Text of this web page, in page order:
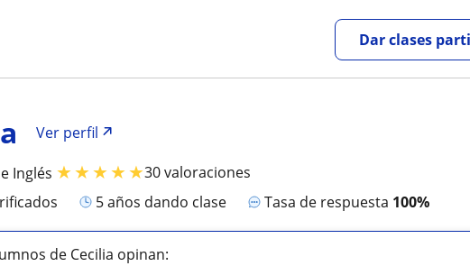
Dar clases
Ver perfil
Inglés ★★★★★30 valoraciones
5 años dando clase Tasa de respuesta 100%
de Cecilia opinan: